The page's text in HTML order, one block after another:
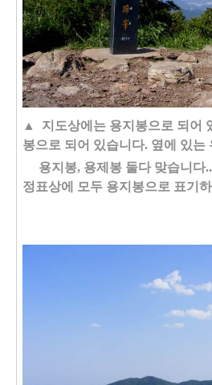
▲ 지도상에는 용지봉으로 되어
봉으로 되어 있습니다. 옆에 있는
용지봉, 용제봉 둘다 맞습니다
정표상에 모두 용지봉으로 표기